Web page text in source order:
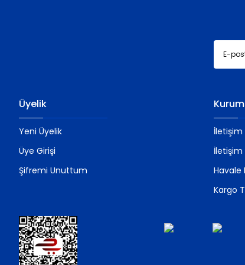
Üyelik
Yeni Üyelik
Üye Girişi
Şifremi Unuttum
İletişim
İletişim
Havale
Kargo